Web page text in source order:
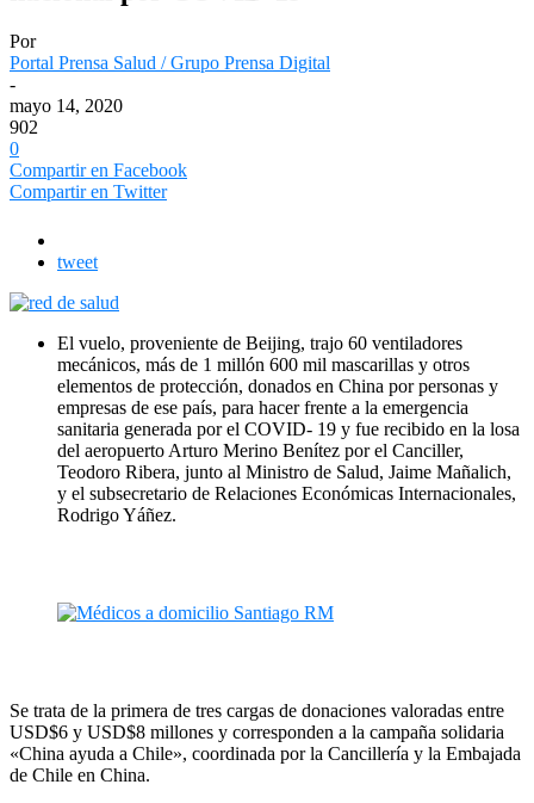
Por
Portal Prensa Salud / Grupo Prensa Digital
-
mayo 14, 2020
902
0
Compartir en Facebook
Compartir en Twitter
tweet
El vuelo, proveniente de Beijing, trajo 60 ventiladores
mecánicos, más de 1 millón 600 mil mascarillas y otros
elementos de protección, donados en China por personas y
empresas de ese país, para hacer frente a la emergencia
sanitaria generada por el COVID- 19 y fue recibido en la losa
del aeropuerto Arturo Merino Benítez por el Canciller,
Teodoro Ribera, junto al Ministro de Salud, Jaime Mañalich,
y el subsecretario de Relaciones Económicas Internacionales,
Rodrigo Yáñez.
Se trata de la primera de tres cargas de donaciones valoradas entre
USD$6 y USD$8 millones y corresponden a la campaña solidaria
«China ayuda a Chile», coordinada por la Cancillería y la Embajada
de Chile en China.